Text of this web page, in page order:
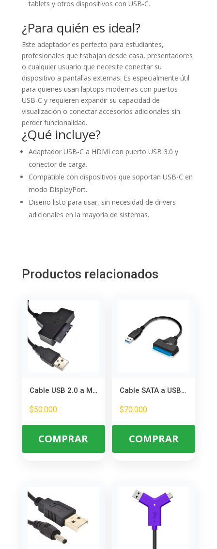
tablets y otros dispositivos con USB-C.
¿Para quién es ideal?
Este adaptador es perfecto para estudiantes,
profesionales que trabajan desde casa, presentadores
o cualquier usuario que necesite conectar su
dispositivo a pantallas externas. Es especialmente útil
para quienes usan laptops modernas con puertos
USB-C y requieren expandir su capacidad de
visualización o conectar accesorios adicionales sin
perder funcionalidad.
¿Qué incluye?
Adaptador USB-C a HDMI con puerto USB 3.0 y
conector de carga.
Compatible con dispositivos que soportan USB-C en
modo DisplayPort.
Diseño listo para usar, sin necesidad de drivers
adicionales en la mayoría de sistemas.
Productos relacionados
Cable USB 2.0 a Mini SATA – Conecta Discos SATA a PC Rápidamente
$50.000
COMPRAR
Cable SATA a USB 3.0 – Conecta Discos Duros de Portátil Rápidamente
$70.000
COMPRAR